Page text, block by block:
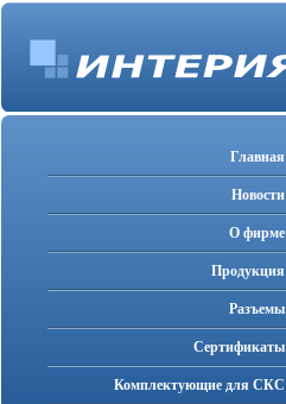
Главная
Новости
О фирме
Продукция
Разъемы
Cертификаты
Комплектующие для СКС